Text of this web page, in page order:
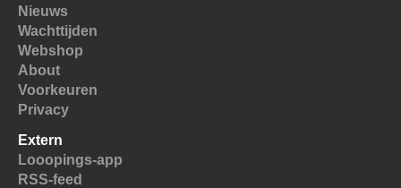
Nieuws
Wachttijden
Webshop
About
Voorkeuren
Privacy
Extern
Looopings-app
RSS-feed